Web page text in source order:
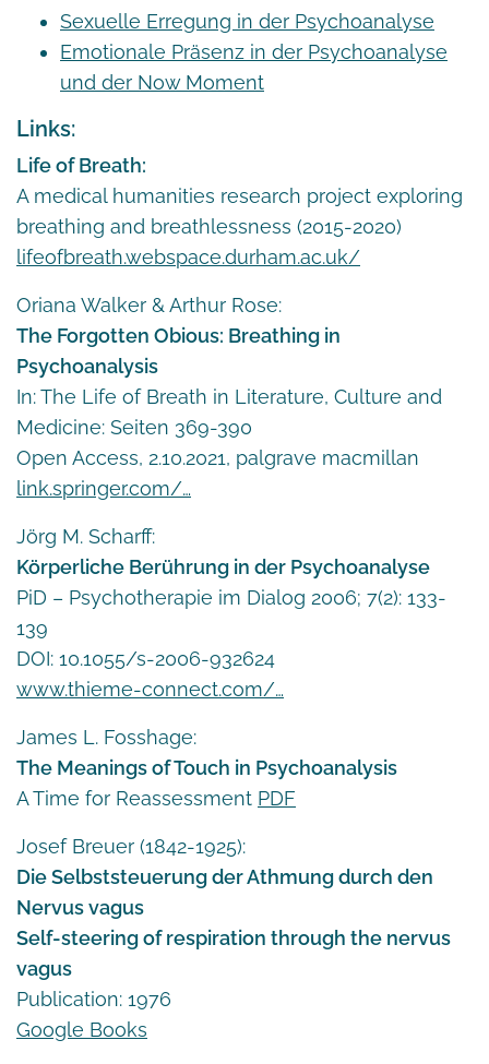
Sexuelle Erregung in der Psychoanalyse
Emotionale Präsenz in der Psychoanalyse
und der Now Moment
Links:
Life of Breath:
A medical humanities research project exploring
breathing and breathlessness (2015-2020)
lifeofbreath.webspace.durham.ac.uk/
Oriana Walker & Arthur Rose:
The Forgotten Obious: Breathing in
Psychoanalysis
In: The Life of Breath in Literature, Culture and
Medicine: Seiten 369-390
Open Access, 2.10.2021, palgrave macmillan
link.springer.com/…
Jörg M. Scharff:
Körperliche Berührung in der Psychoanalyse
PiD – Psychotherapie im Dialog 2006; 7(2): 133-
139
DOI: 10.1055/s-2006-932624
www.thieme-connect.com/…
James L. Fosshage:
The Meanings of Touch in Psychoanalysis
A Time for Reassessment PDF
Josef Breuer (1842-1925):
Die Selbststeuerung der Athmung durch den
Nervus vagus
Self-steering of respiration through the nervus
vagus
Publication: 1976
Google Books